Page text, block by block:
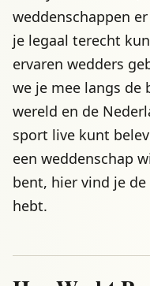
weddenschappen
je legaal terecht
ervaren wedders
we je mee langs de
wereld en de
sport live kunt
een weddenschap
bent, hier vind je
hebt.